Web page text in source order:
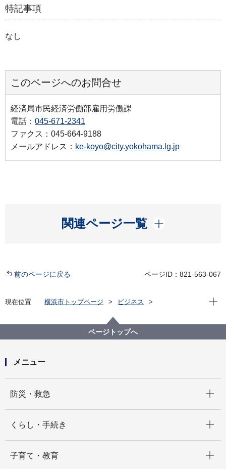
特記事項
なし
このページへのお問合せ
経済局市民経済労働部雇用労働課
電話： 045-671-2341
ファクス：045-664-9188
メールアドレス： ke-koyo@city.yokohama.lg.jp
関連ページ一覧
開く
前のページに戻る ページID：821-563-067
現在位置 横浜市トップページ
ビジネス
横浜市勤労者福祉共済制度（ハマふれんど）
令和４年度第１回横浜市勤労者福祉共済運営審議会会
議録
現在
ページトップへ
メニュー
防災・救急
くらし・手続き
子育て・教育